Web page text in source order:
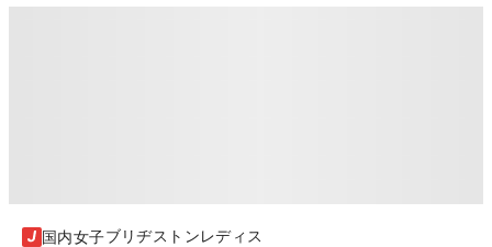
国内女子ブリヂストンレディス